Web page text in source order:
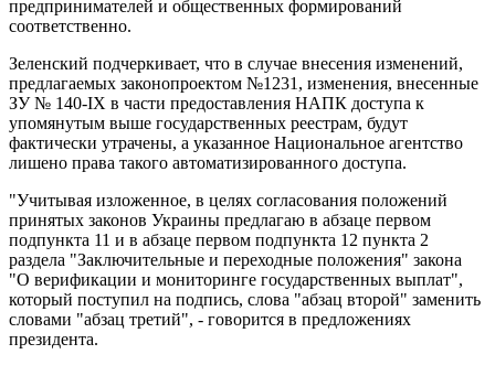
предпринимателей и общественных формирований
соответственно.
Зеленский подчеркивает, что в случае внесения изменений,
предлагаемых законопроектом №1231, изменения, внесенные
ЗУ № 140-ІХ в части предоставления НАПК доступа к
упомянутым выше государственных реестрам, будут
фактически утрачены, а указанное Национальное агентство
лишено права такого автоматизированного доступа.
"Учитывая изложенное, в целях согласования положений
принятых законов Украины предлагаю в абзаце первом
подпункта 11 и в абзаце первом подпункта 12 пункта 2
раздела "Заключительные и переходные положения" закона
"О верификации и мониторинге государственных выплат",
который поступил на подпись, слова "абзац второй" заменить
словами "абзац третий", - говорится в предложениях
президента.